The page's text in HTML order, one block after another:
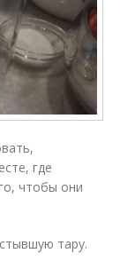
где
чтобы они
тару.